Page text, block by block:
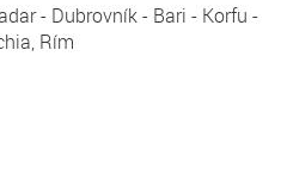
- Dubrovník - Bari - Korfu -
Rím